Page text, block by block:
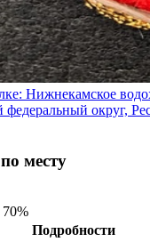
Нижнекамское
округ,
месту
70%
Подробности